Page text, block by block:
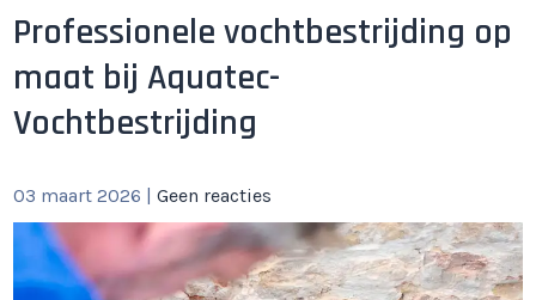
Professionele vochtbestrijding op
maat bij Aquatec-
Vochtbestrijding
03 maart 2026 |Geen reacties